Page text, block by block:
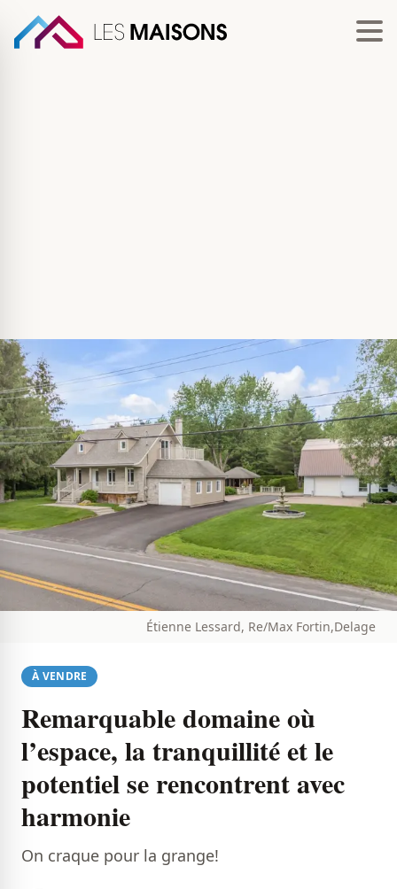
Étienne Lessard, Re/Max Fortin,Delage
À VENDRE
Remarquable domaine où
l’espace, la tranquillité et le
potentiel se rencontrent avec
harmonie
On craque pour la grange!